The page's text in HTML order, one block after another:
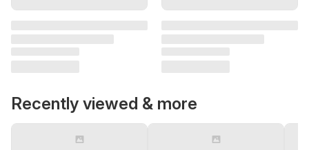
Recently viewed & more